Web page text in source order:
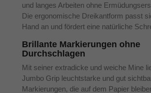
und langes Arbeiten ohne
Die ergonomische Dreikantform passt
Hand an und fördert eine natürliche
Brillante Markierungen ohne
Durchschlagen
Mit seiner extradicke und weiche Mine
Jumbo Grip leuchtstarke und gut
Markierungen, die auf dem Papier